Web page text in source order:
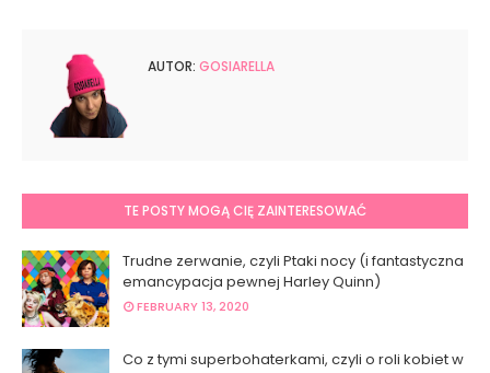
AUTOR: GOSIARELLA
TE POSTY MOGĄ CIĘ ZAINTERESOWAĆ
Trudne zerwanie, czyli Ptaki nocy (i fantastyczna
emancypacja pewnej Harley Quinn)
FEBRUARY 13, 2020
Co z tymi superbohaterkami, czyli o roli kobiet w